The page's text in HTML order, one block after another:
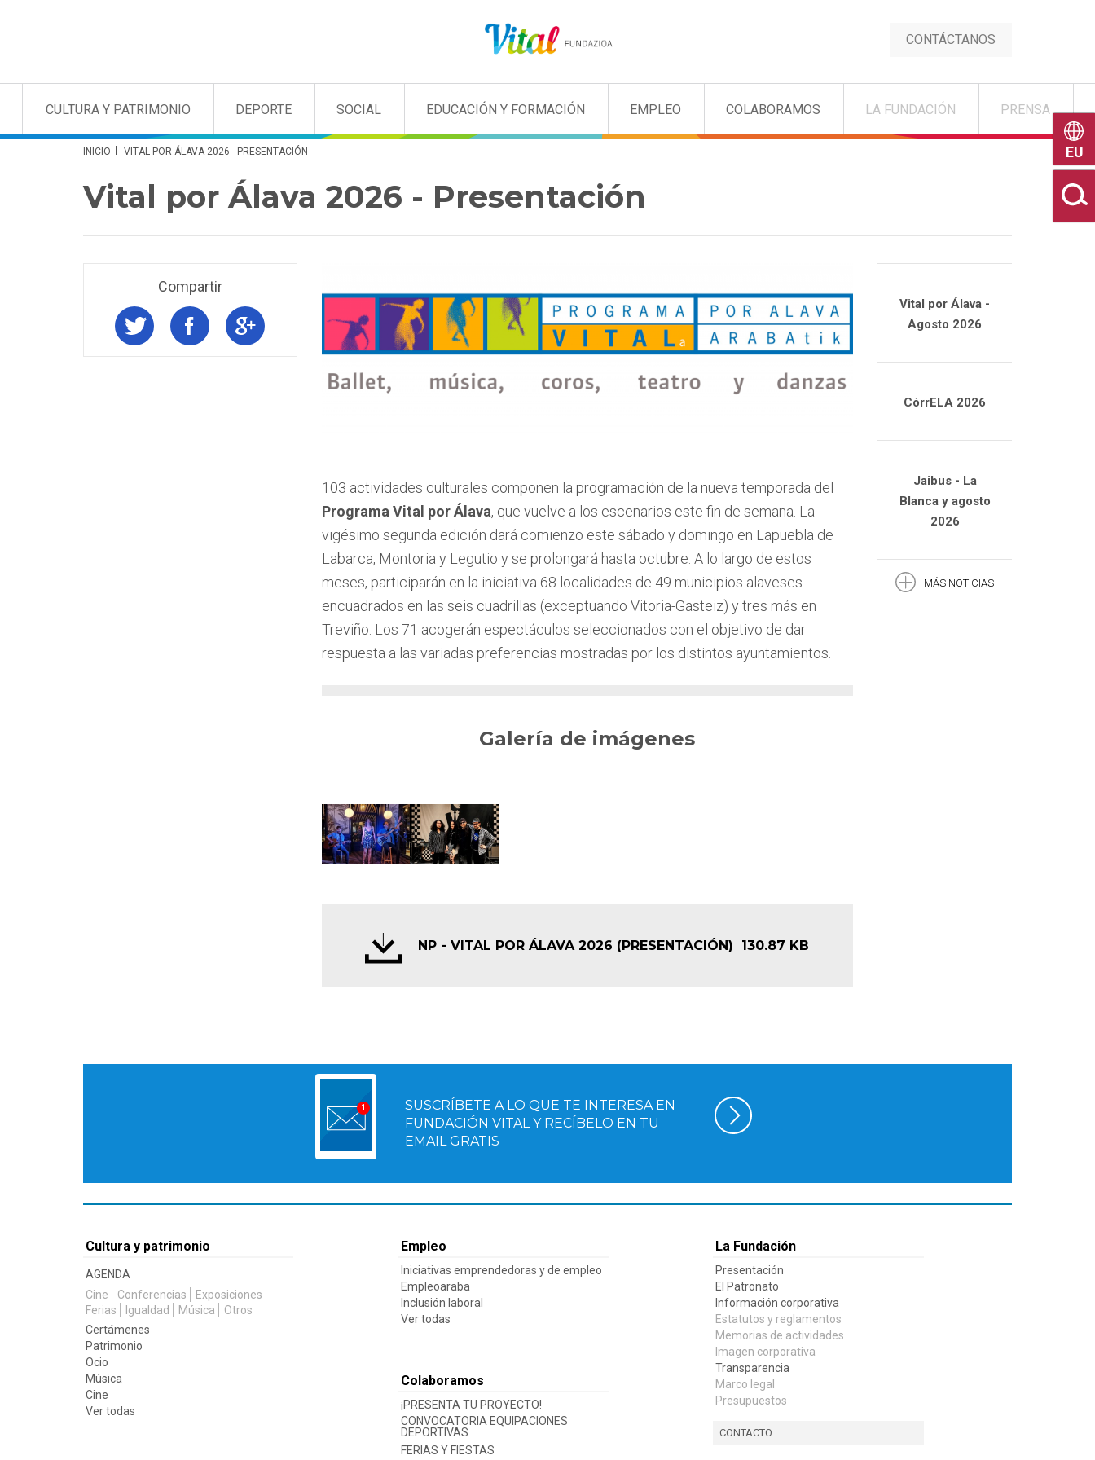
CONTÁCTANOS
CULTURA Y PATRIMONIO DEPORTE SOCIAL EDUCACIÓN Y FORMACIÓN EMPLEO COLABORAMOS LA FUNDACIÓN PRENSA
INICIO VITAL POR ÁLAVA 2026 - PRESENTACIÓN
Vital por Álava 2026 - Presentación
Compartir
103 actividades culturales componen la programación de la nueva temporada del
Programa Vital por Álava, que vuelve a los escenarios este fin de semana. La
vigésimo segunda edición dará comienzo este sábado y domingo en Lapuebla de
Labarca, Montoria y Legutio y se prolongará hasta octubre. A lo largo de estos
meses, participarán en la iniciativa 68 localidades de 49 municipios alaveses
encuadrados en las seis cuadrillas (exceptuando Vitoria-Gasteiz) y tres más en
Treviño. Los 71 acogerán espectáculos seleccionados con el objetivo de dar
respuesta a las variadas preferencias mostradas por los distintos ayuntamientos.
Galería de imágenes
NP - VITAL POR ÁLAVA 2026 (PRESENTACIÓN) 130.87 KB
Vital por Álava -
Agosto 2026
CórrELA 2026
Jaibus - La
Blanca y agosto
2026
MÁS NOTICIAS
SUSCRÍBETE A LO QUE TE INTERESA EN
FUNDACIÓN VITAL Y RECÍBELO EN TU
EMAIL GRATIS
Cultura y patrimonio
AGENDA
Cine
Conferencias
Exposiciones
Ferias
Igualdad Música
Otros
Certámenes
Patrimonio
Ocio
Música
Cine
Ver todas
Empleo
Iniciativas emprendedoras y de empleo
Empleoaraba
Inclusión laboral
Ver todas
Colaboramos
¡PRESENTA TU PROYECTO!
CONVOCATORIA EQUIPACIONES
DEPORTIVAS
FERIAS Y FIESTAS
La Fundación
Presentación
El Patronato
Información corporativa
Estatutos y reglamentos
Memorias de actividades
Imagen corporativa
Transparencia
Marco legal
Presupuestos
CONTACTO